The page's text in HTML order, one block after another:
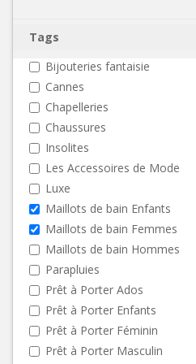
Tags
Bijouteries fantaisie
Cannes
Chapelleries
Chaussures
Insolites
Les Accessoires de Mode
Luxe
Maillots de bain Enfants
Maillots de bain Femmes
Maillots de bain Hommes
Parapluies
Prêt à Porter Ados
Prêt à Porter Enfants
Prêt à Porter Féminin
Prêt à Porter Masculin